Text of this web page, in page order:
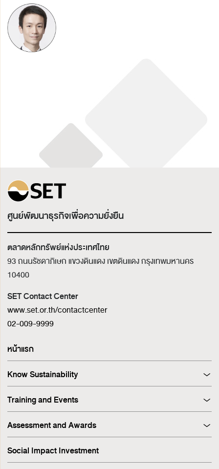
ศูนย์พัฒนาธุรกิจเพื่อความยั่งยืน
ตลาดหลักทรัพย์แห่งประเทศไทย
93 ถนนรัชดาภิเษก แขวงดินแดง เขตดินแดงกรุงเทพมหานคร
10400
SET Contact Center
www.set.or.th/contactcenter
02-009-9999
หน้าแรก
Know Sustainability
Sustainability at A Glance
Principles and Guidelines
Corporate Governance
Sustainability Management Process
Stakeholder Engagement & Materiality Analysis
ESG Risk
Sustainable Supply Chain
Training and Events
Training
Events
Assessment and Awards
Corporate Governance Report (CGR)
SET ESG Ratings
FTSE Russell ESG Scores
Social Impact Investment